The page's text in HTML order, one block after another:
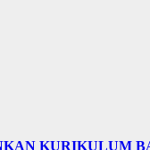
KURIKULUM